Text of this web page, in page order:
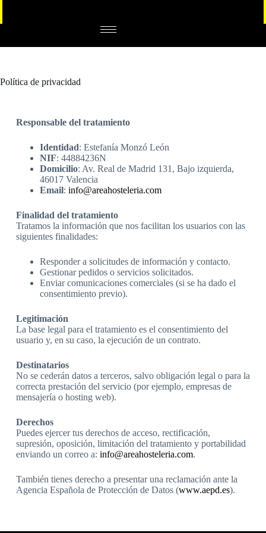
Política de privacidad
Responsable del tratamiento
Identidad: Estefanía Monzó León
NIF: 44884236N
Domicilio: Av. Real de Madrid 131, Bajo izquierda,
46017 Valencia
Email: info@areahosteleria.com
Finalidad del tratamiento
Tratamos la información que nos facilitan los usuarios con las
siguientes finalidades:
Responder a solicitudes de información y contacto.
Gestionar pedidos o servicios solicitados.
Enviar comunicaciones comerciales (si se ha dado el
consentimiento previo).
Legitimación
La base legal para el tratamiento es el consentimiento del
usuario y, en su caso, la ejecución de un contrato.
Destinatarios
No se cederán datos a terceros, salvo obligación legal o para la
correcta prestación del servicio (por ejemplo, empresas de
mensajería o hosting web).
Derechos
Puedes ejercer tus derechos de acceso, rectificación,
supresión, oposición, limitación del tratamiento y portabilidad
enviando un correo a: info@areahosteleria.com.
También tienes derecho a presentar una reclamación ante la
Agencia Española de Protección de Datos (www.aepd.es).